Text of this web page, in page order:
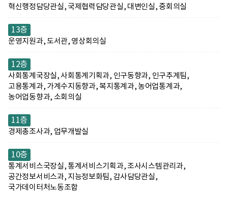
혁신행정담당관실, 국제협력담당관실, 대변인실, 중회의실
13층
운영지원과, 도서관, 영상회의실
12층
사회통계국장실, 사회통계기획과, 인구동향과, 인구추계팀,
고용통계과, 가계수지동향과, 복지통계과, 농어업통계과,
농어업동향과, 소회의실
11층
경제총조사과, 업무개발실
10층
통계서비스국장실, 통계서비스기획과, 조사시스템관리과,
공간정보서비스과, 지능정보화팀, 감사담당관실,
국가데이터처노동조합